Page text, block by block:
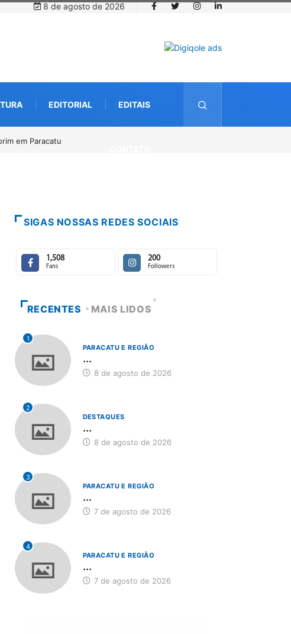
8 de agosto de 2026
EDITORIAL EDITAIS
agosto
SIGAS NOSSAS REDES SOCIAIS
1,508
Fans
200
Followers
RECENTES MAIS LIDOS
1
PARACATU E REGIÃO
...
8 de agosto de 2026
2
DESTAQUES
...
8 de agosto de 2026
3
PARACATU E REGIÃO
...
7 de agosto de 2026
4
PARACATU E REGIÃO
...
7 de agosto de 2026